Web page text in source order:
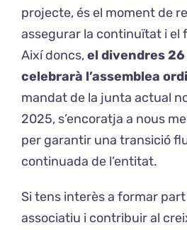
projecte, és el moment de
assegurar la continuïtat i el
Així doncs,el divendres 26
celebrarà l’assemblea
mandat de la junta actual
2025, s’encoratja a nous
per garantir una transició
continuada de l’entitat.
Si tens interès a formar
associatiu i contribuir al